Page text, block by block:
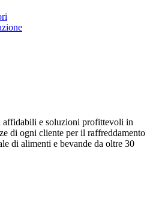
e soluzioni profittevoli in
di ogni cliente per il raffreddamento
di alimenti e bevande da oltre 30